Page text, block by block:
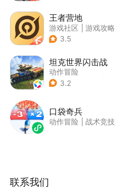
王者营地
游戏社区
游戏攻略
3.5
坦克世界闪击战
动作冒险
| 第三人称射击
3.2
口袋奇兵
动作冒险 战术竞技
联系我们